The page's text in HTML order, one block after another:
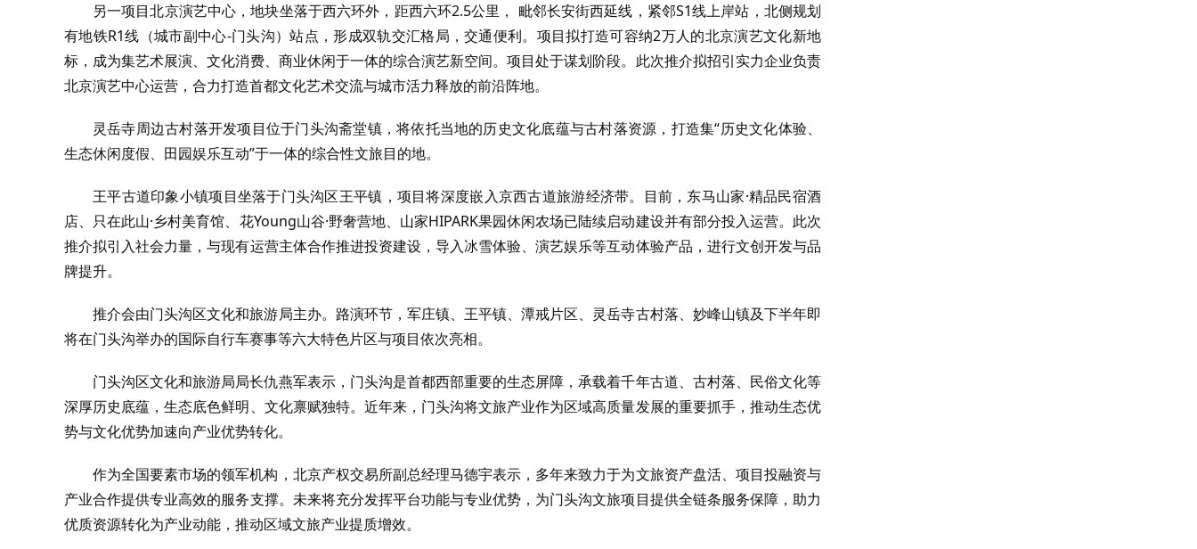
另一项目北京演艺中心，地块坐落于西六环外，距西六环2.5公里， 毗邻长安街西延线，紧邻S1线上岸站，北侧规划
有地铁R1线（城市副中心-门头沟）站点，形成双轨交汇格局，交通便利。项目拟打造可容纳2万人的北京演艺文化新地
标，成为集艺术展演、文化消费、商业休闲于一体的综合演艺新空间。项目处于谋划阶段。此次推介拟招引实力企业负责
北京演艺中心运营，合力打造首都文化艺术交流与城市活力释放的前沿阵地。
灵岳寺周边古村落开发项目位于门头沟斋堂镇，将依托当地的历史文化底蕴与古村落资源，打造集“历史文化体验、
生态休闲度假、田园娱乐互动”于一体的综合性文旅目的地。
王平古道印象小镇项目坐落于门头沟区王平镇，项目将深度嵌入京西古道旅游经济带。目前，东马山家·精品民宿酒
店、只在此山·乡村美育馆、花Young山谷·野奢营地、山家HIPARK果园休闲农场已陆续启动建设并有部分投入运营。此次
推介拟引入社会力量，与现有运营主体合作推进投资建设，导入冰雪体验、演艺娱乐等互动体验产品，进行文创开发与品
牌提升。
推介会由门头沟区文化和旅游局主办。路演环节，军庄镇、王平镇、潭戒片区、灵岳寺古村落、妙峰山镇及下半年即
将在门头沟举办的国际自行车赛事等六大特色片区与项目依次亮相。
门头沟区文化和旅游局局长仇燕军表示，门头沟是首都西部重要的生态屏障，承载着千年古道、古村落、民俗文化等
深厚历史底蕴，生态底色鲜明、文化禀赋独特。近年来，门头沟将文旅产业作为区域高质量发展的重要抓手，推动生态优
势与文化优势加速向产业优势转化。
作为全国要素市场的领军机构，北京产权交易所副总经理马德宇表示，多年来致力于为文旅资产盘活、项目投融资与
产业合作提供专业高效的服务支撑。未来将充分发挥平台功能与专业优势，为门头沟文旅项目提供全链条服务保障，助力
优质资源转化为产业动能，推动区域文旅产业提质增效。